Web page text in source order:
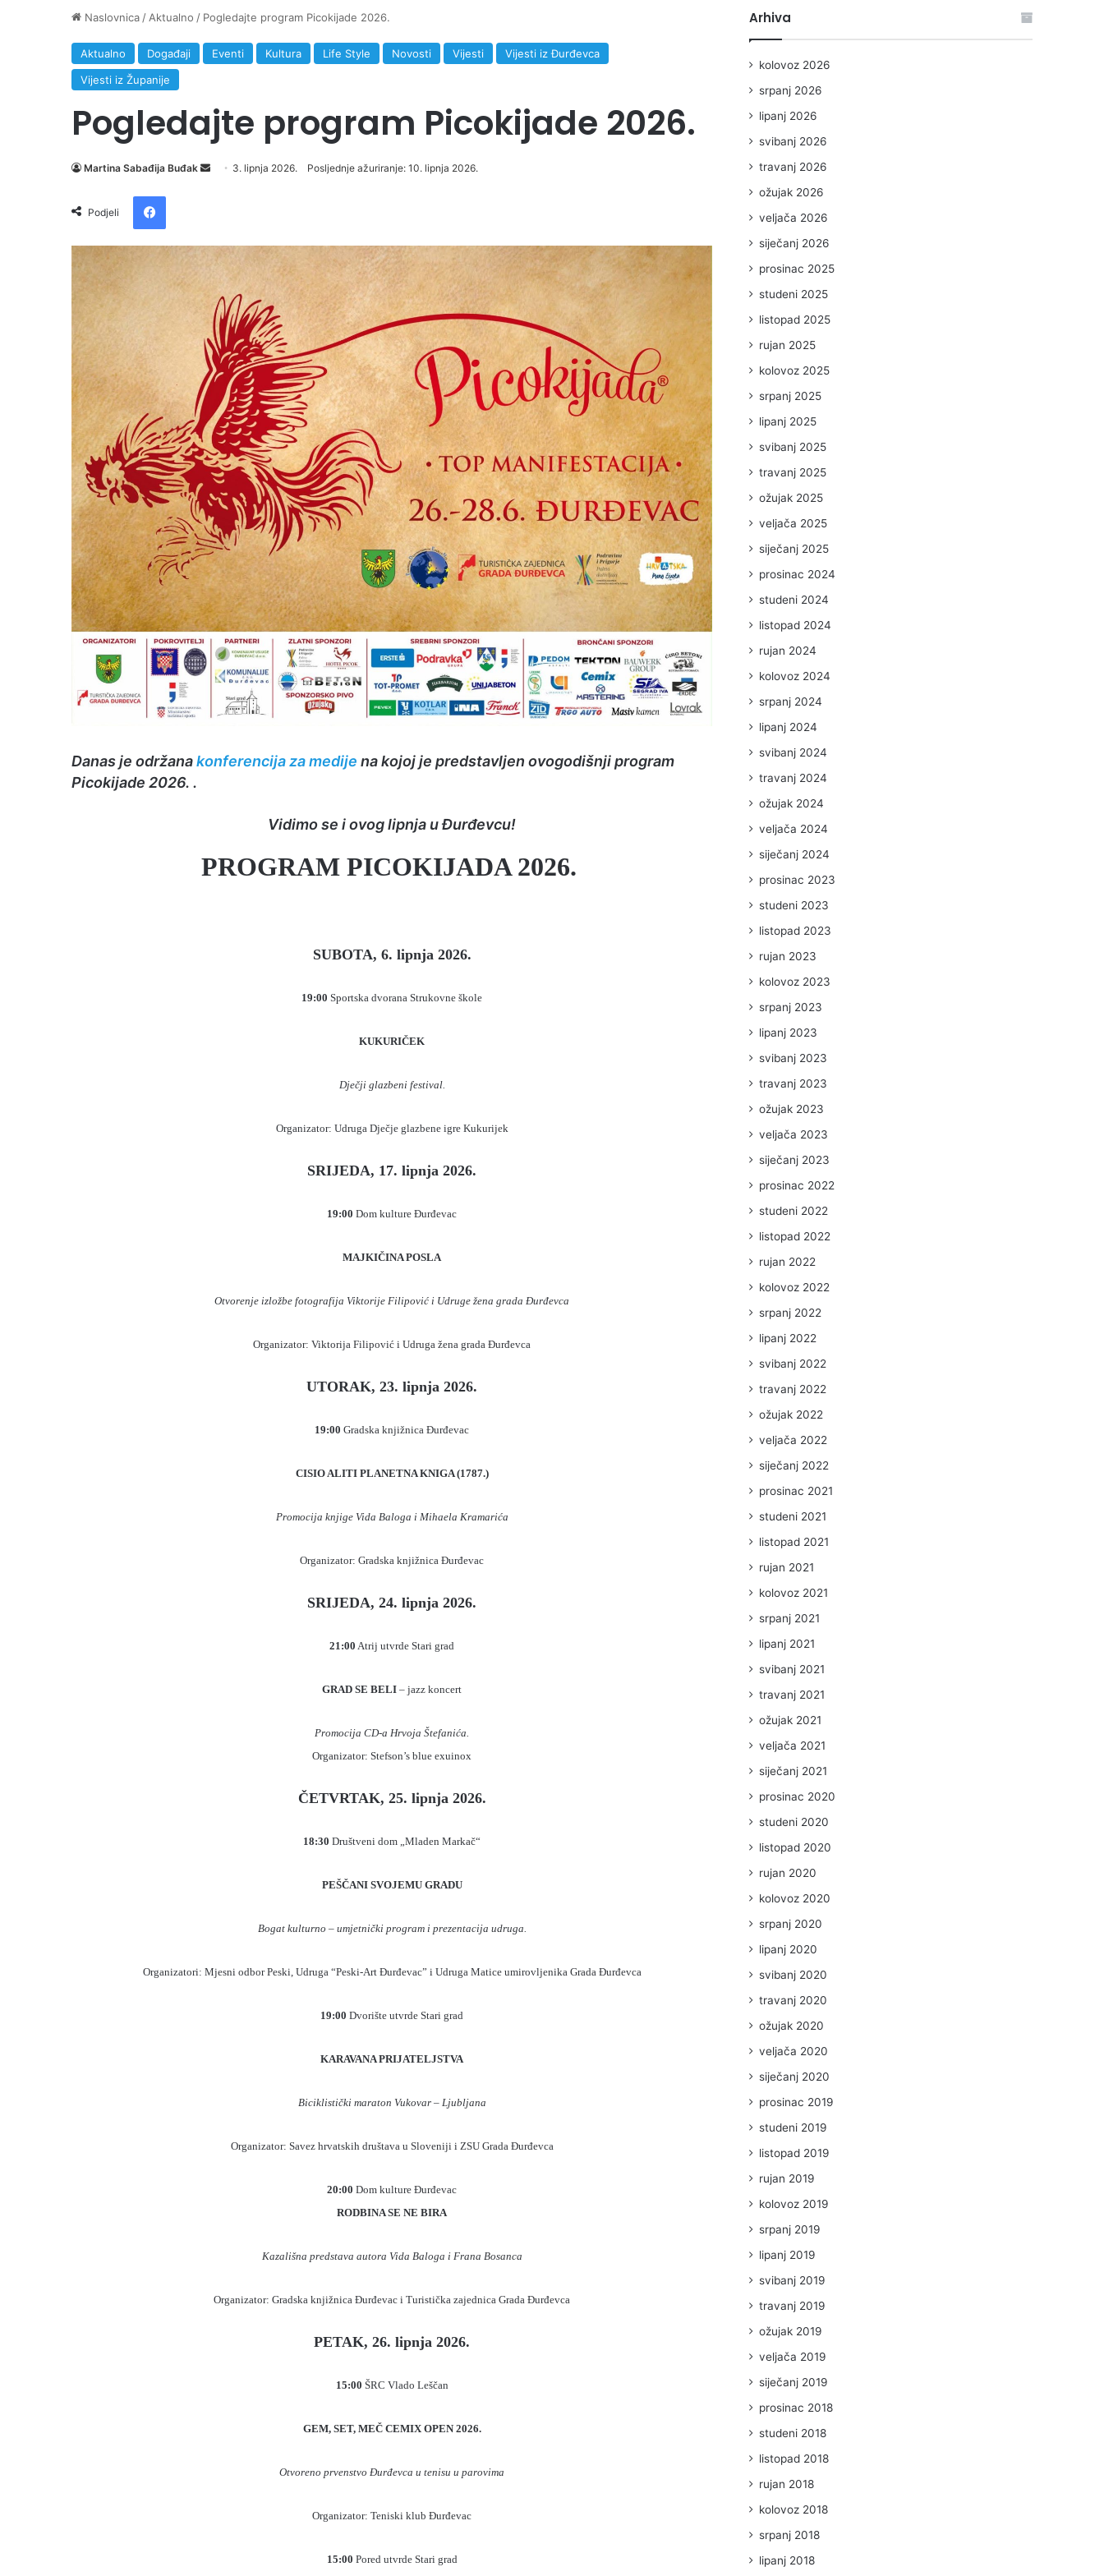
Naslovnica / Aktualno / Pogledajte program Picokijade 2026.
Aktualno Događaji Eventi Kultura Life Style Novosti Vijesti
Vijesti iz Đurđevca
Vijesti iz Županije
Pogledajte program Picokijade 2026.
Martina Sabađija Buđak
a
n
m
a
i
l
3. lipnja 2026. Posljednje ažuriranje: 10. lipnja 2026.
Podjeli
Danas je održanakonferencija za medije na kojoj je predstavljen ovogodišnji program
Picokijade 2026. .
Vidimo se i ovog lipnja u Đurđevcu!
PROGRAM PICOKIJADA 2026.
SUBOTA, 6. lipnja 2026.
19:00 Sportska dvorana Strukovne škole
KUKURIČEK
Dječji glazbeni festival.
Organizator: Udruga Dječje glazbene igre Kukurijek
SRIJEDA, 17. lipnja 2026.
19:00 Dom kulture Đurđevac
MAJKIČINA POSLA
Otvorenje izložbe fotografija Viktorije Filipović i Udruge žena grada Đurđevca
Organizator: Viktorija Filipović i Udruga žena grada Đurđevca
UTORAK, 23. lipnja 2026.
19:00 Gradska knjižnica Đurđevac
CISIO ALITI PLANETNA KNIGA (1787.)
Promocija knjige Vida Baloga i Mihaela Kramarića
Organizator: Gradska knjižnica Đurđevac
SRIJEDA, 24. lipnja 2026.
21:00 Atrij utvrde Stari grad
GRAD SE BELI – jazz koncert
Promocija CD-a Hrvoja Štefanića.
Organizator: Stefson’s blue exuinox
ČETVRTAK, 25. lipnja 2026.
18:30 Društveni dom „Mladen Markač“
PEŠČANI SVOJEMU GRADU
Bogat kulturno – umjetnički program i prezentacija udruga.
Organizatori: Mjesni odbor Peski, Udruga “Peski-Art Đurđevac” i Udruga Matice umirovljenika Grada Đurđevca
19:00 Dvorište utvrde Stari grad
KARAVANA PRIJATELJSTVA
Biciklistički maraton Vukovar – Ljubljana
Organizator: Savez hrvatskih društava u Sloveniji i ZSU Grada Đurđevca
20:00 Dom kulture Đurđevac
RODBINA SE NE BIRA
Kazališna predstava autora Vida Baloga i Frana Bosanca
Organizator: Gradska knjižnica Đurđevac i Turistička zajednica Grada Đurđevca
PETAK, 26. lipnja 2026.
15:00 ŠRC Vlado Leščan
GEM, SET, MEČ CEMIX OPEN 2026.
Otvoreno prvenstvo Đurđevca u tenisu u parovima
Organizator: Teniski klub Đurđevac
15:00 Pored utvrde Stari grad
Arhiva
kolovoz 2026
srpanj 2026
lipanj 2026
svibanj 2026
travanj 2026
ožujak 2026
veljača 2026
siječanj 2026
prosinac 2025
studeni 2025
listopad 2025
rujan 2025
kolovoz 2025
srpanj 2025
lipanj 2025
svibanj 2025
travanj 2025
ožujak 2025
veljača 2025
siječanj 2025
prosinac 2024
studeni 2024
listopad 2024
rujan 2024
kolovoz 2024
srpanj 2024
lipanj 2024
svibanj 2024
travanj 2024
ožujak 2024
veljača 2024
siječanj 2024
prosinac 2023
studeni 2023
listopad 2023
rujan 2023
kolovoz 2023
srpanj 2023
lipanj 2023
svibanj 2023
travanj 2023
ožujak 2023
veljača 2023
siječanj 2023
prosinac 2022
studeni 2022
listopad 2022
rujan 2022
kolovoz 2022
srpanj 2022
lipanj 2022
svibanj 2022
travanj 2022
ožujak 2022
veljača 2022
siječanj 2022
prosinac 2021
studeni 2021
listopad 2021
rujan 2021
kolovoz 2021
srpanj 2021
lipanj 2021
svibanj 2021
travanj 2021
ožujak 2021
veljača 2021
siječanj 2021
prosinac 2020
studeni 2020
listopad 2020
rujan 2020
kolovoz 2020
srpanj 2020
lipanj 2020
svibanj 2020
travanj 2020
ožujak 2020
veljača 2020
siječanj 2020
prosinac 2019
studeni 2019
listopad 2019
rujan 2019
kolovoz 2019
srpanj 2019
lipanj 2019
svibanj 2019
travanj 2019
ožujak 2019
veljača 2019
siječanj 2019
prosinac 2018
studeni 2018
listopad 2018
rujan 2018
kolovoz 2018
srpanj 2018
lipanj 2018